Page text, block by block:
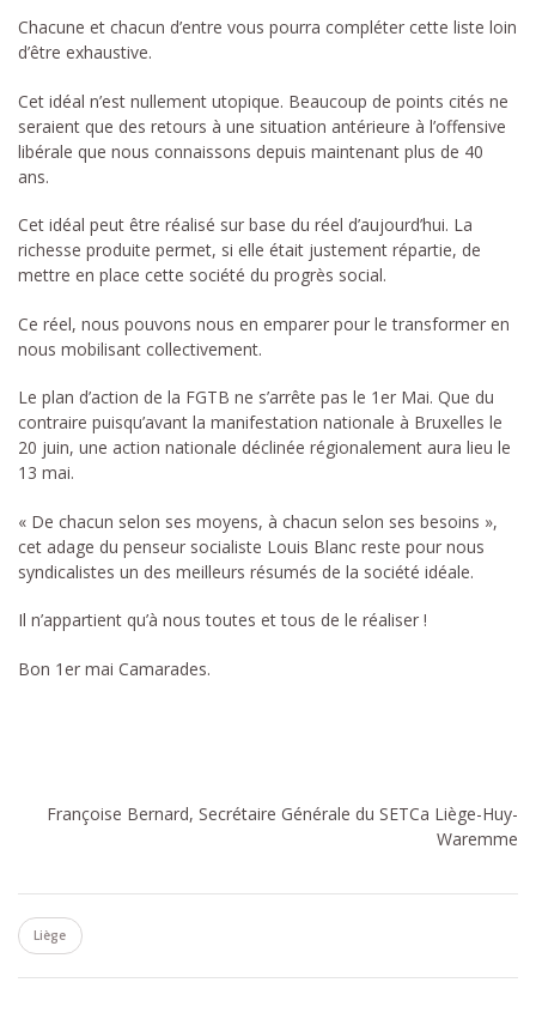
Chacune et chacun d’entre vous pourra compléter cette liste loin
d’être exhaustive.
Cet idéal n’est nullement utopique. Beaucoup de points cités ne
seraient que des retours à une situation antérieure à l’offensive
libérale que nous connaissons depuis maintenant plus de 40
ans.
Cet idéal peut être réalisé sur base du réel d’aujourd’hui. La
richesse produite permet, si elle était justement répartie, de
mettre en place cette société du progrès social.
Ce réel, nous pouvons nous en emparer pour le transformer en
nous mobilisant collectivement.
Le plan d’action de la FGTB ne s’arrête pas le 1er Mai. Que du
contraire puisqu’avant la manifestation nationale à Bruxelles le
20 juin, une action nationale déclinée régionalement aura lieu le
13 mai.
« De chacun selon ses moyens, à chacun selon ses besoins »,
cet adage du penseur socialiste Louis Blanc reste pour nous
syndicalistes un des meilleurs résumés de la société idéale.
Il n’appartient qu’à nous toutes et tous de le réaliser !
Bon 1er mai Camarades.
Françoise Bernard, Secrétaire Générale du SETCa Liège-Huy-
Waremme
Liège